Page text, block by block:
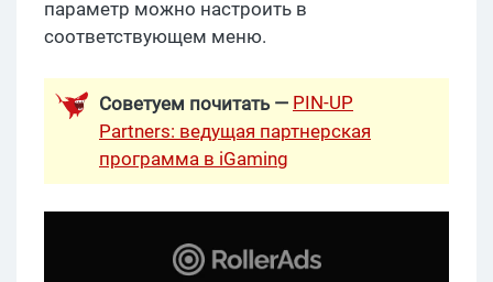
параметр можно настроить в
соответствующем меню.
Советуем почитать — PIN-UP
Partners: ведущая партнерская
программа в iGaming